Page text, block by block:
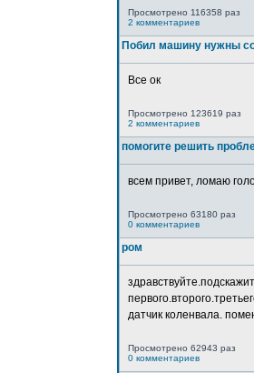
Просмотрено 116358 раз
2 комментариев
Побил машину нужны
Все ок
Просмотрено 123619 раз
2 комментариев
помогите решить
всем привет, ломаю
Просмотрено 63180 раз
0 комментариев
ром
датчик коленвала.
Просмотрено 62943 раз
0 комментариев